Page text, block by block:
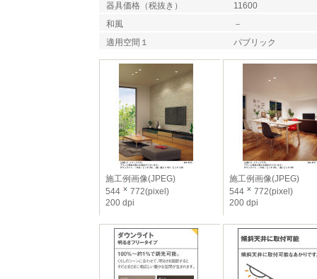
器具価格（税抜き）
11600
和風
－
適用空間１
パブリック
施工例画像(JPEG)
544
772(pixel)
200 dpi
施工例画像(JPEG)
544
772(pixel)
200 dpi